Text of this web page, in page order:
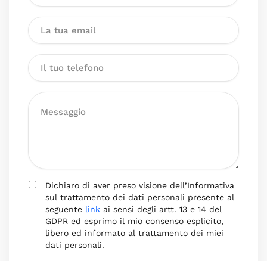
Dichiaro di aver preso visione dell’Informativa
sul trattamento dei dati personali presente al
seguente link ai sensi degli artt. 13 e 14 del
GDPR ed esprimo il mio consenso esplicito,
libero ed informato al trattamento dei miei
dati personali.